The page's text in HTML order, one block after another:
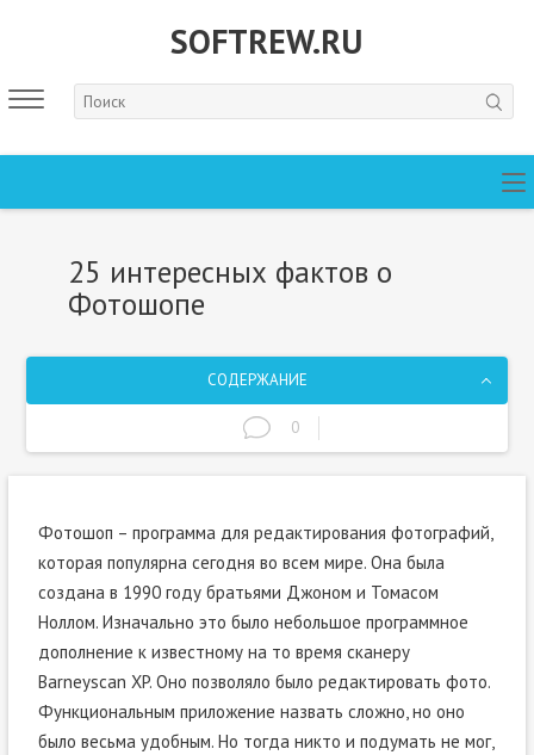
SOFTREW.RU
25 интересных фактов о
Фотошопе
СОДЕРЖАНИЕ
0
Фотошоп – программа для редактирования фотографий,
которая популярна сегодня во всем мире. Она была
создана в 1990 году братьями Джоном и Томасом
Ноллом. Изначально это было небольшое программное
дополнение к известному на то время сканеру
Barneyscan XP. Оно позволяло было редактировать фото.
Функциональным приложение назвать сложно, но оно
было весьма удобным. Но тогда никто и подумать не мог,